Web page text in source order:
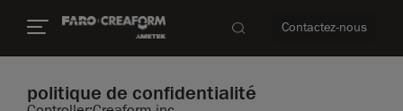
Contactez-nous
politique de confidentialité